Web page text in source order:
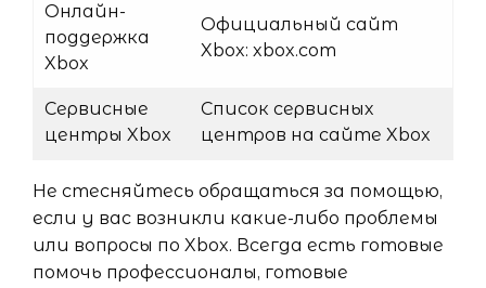
Онлайн-
поддержка
Xbox
Официальный сайт
Xbox: xbox.com
Сервисные
центры Xbox
Список сервисных
центров на сайте Xbox
Не стесняйтесь обращаться за помощью,
если у вас возникли какие-либо проблемы
или вопросы по Xbox. Всегда есть готовые
помочь профессионалы, готовые